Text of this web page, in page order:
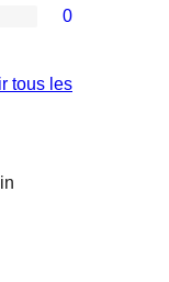
0
tous lesavis